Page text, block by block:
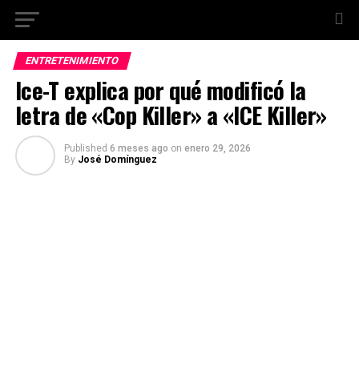
ENTRETENIMIENTO
Ice-T explica por qué modificó la
letra de «Cop Killer» a «ICE Killer»
Published 6 meses ago on enero 29, 2026
By José Domínguez